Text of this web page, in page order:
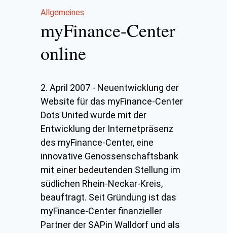
Allgemeines
myFinance-Center
online
2. April 2007 - Neuentwicklung der
Website für das myFinance-Center
Dots United wurde mit der
Entwicklung der Internetpräsenz
des myFinance-Center, eine
innovative Genossenschaftsbank
mit einer bedeutenden Stellung im
südlichen Rhein-Neckar-Kreis,
beauftragt. Seit Gründung ist das
myFinance-Center finanzieller
Partner der SAPin Walldorf und als